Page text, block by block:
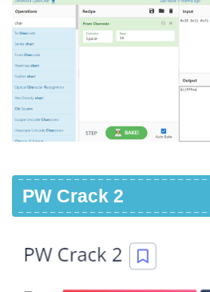
PW Crack 2